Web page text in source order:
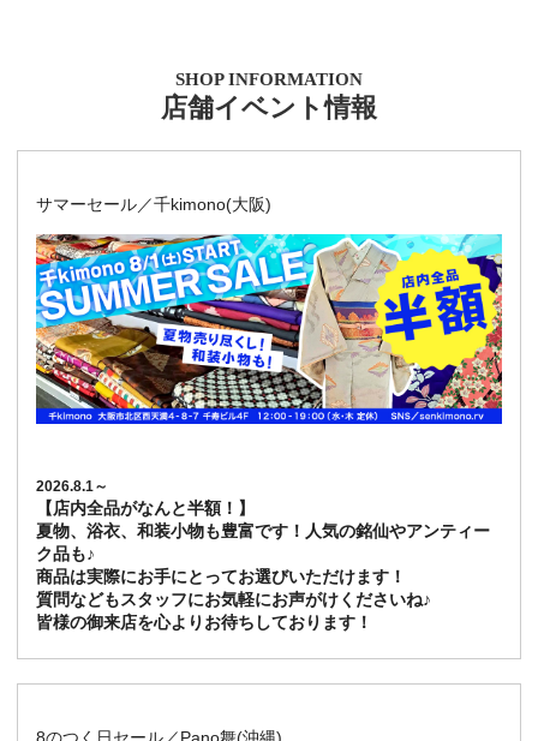
SHOP INFORMATION
店舗イベント情報
サマーセール／千kimono(大阪)
2026.8.1～
【店内全品がなんと半額！】
夏物、浴衣、和装小物も豊富です！人気の銘仙やアンティー
ク品も♪
商品は実際にお手にとってお選びいただけます！
質問などもスタッフにお気軽にお声がけくださいね♪
皆様の御来店を心よりお待ちしております！